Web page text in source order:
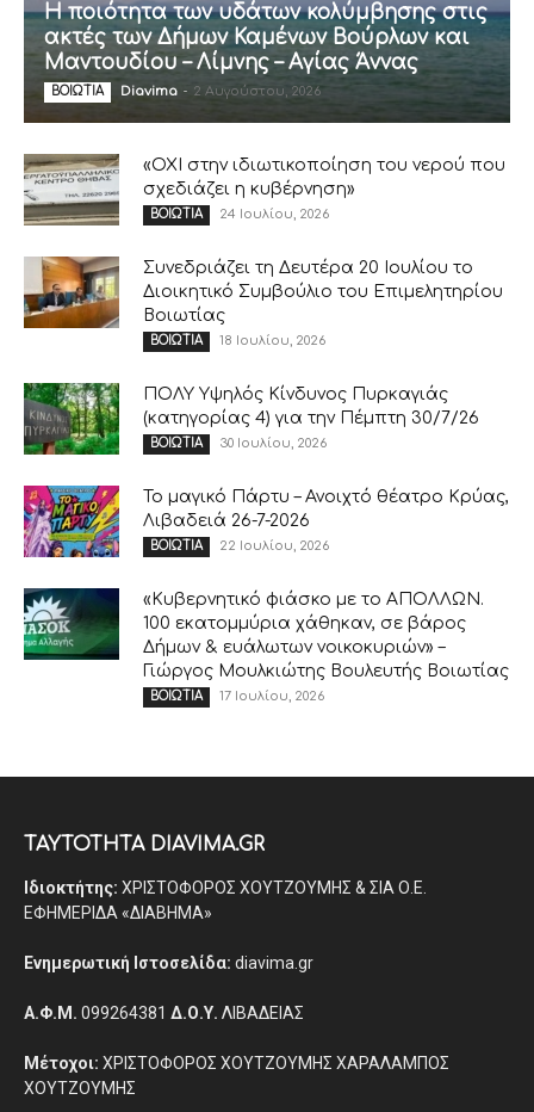
Η ποιότητα των υδάτων κολύμβησης στις
ακτές των Δήμων Καμένων Βούρλων και
Μαντουδίου – Λίμνης – Αγίας Άννας
ΒΟΙΩΤΙΑ Diavima - 2 Αυγούστου, 2026
«ΟΧΙ στην ιδιωτικοποίηση του νερού που
σχεδιάζει η κυβέρνηση»
ΒΟΙΩΤΙΑ 24 Ιουλίου, 2026
Συνεδριάζει τη Δευτέρα 20 Ιουλίου το
Διοικητικό Συμβούλιο του Επιμελητηρίου
Βοιωτίας
ΒΟΙΩΤΙΑ 18 Ιουλίου, 2026
ΠΟΛΥ Υψηλός Κίνδυνος Πυρκαγιάς
(κατηγορίας 4) για την Πέμπτη 30/7/26
ΒΟΙΩΤΙΑ 30 Ιουλίου, 2026
Το μαγικό Πάρτυ – Ανοιχτό θέατρο Κρύας,
Λιβαδειά 26-7-2026
ΒΟΙΩΤΙΑ 22 Ιουλίου, 2026
«Κυβερνητικό φιάσκο με το ΑΠΟΛΛΩΝ.
100 εκατομμύρια χάθηκαν, σε βάρος
Δήμων & ευάλωτων νοικοκυριών» –
Γιώργος Μουλκιώτης Βουλευτής Βοιωτίας
ΒΟΙΩΤΙΑ 17 Ιουλίου, 2026
ΤΑΥΤΟΤΗΤΑ DIAVIMA.GR
Ιδιοκτήτης: ΧΡΙΣΤΟΦΟΡΟΣ ΧΟΥΤΖΟΥΜΗΣ & ΣΙΑ Ο.Ε.
ΕΦΗΜΕΡΙΔΑ «ΔΙΑΒΗΜΑ»
Ενημερωτική Ιστοσελίδα: diavima.gr
Α.Φ.Μ. 099264381 Δ.Ο.Υ. ΛΙΒΑΔΕΙΑΣ
Μέτοχοι: ΧΡΙΣΤΟΦΟΡΟΣ ΧΟΥΤΖΟΥΜΗΣ ΧΑΡΑΛΑΜΠΟΣ
ΧΟΥΤΖΟΥΜΗΣ